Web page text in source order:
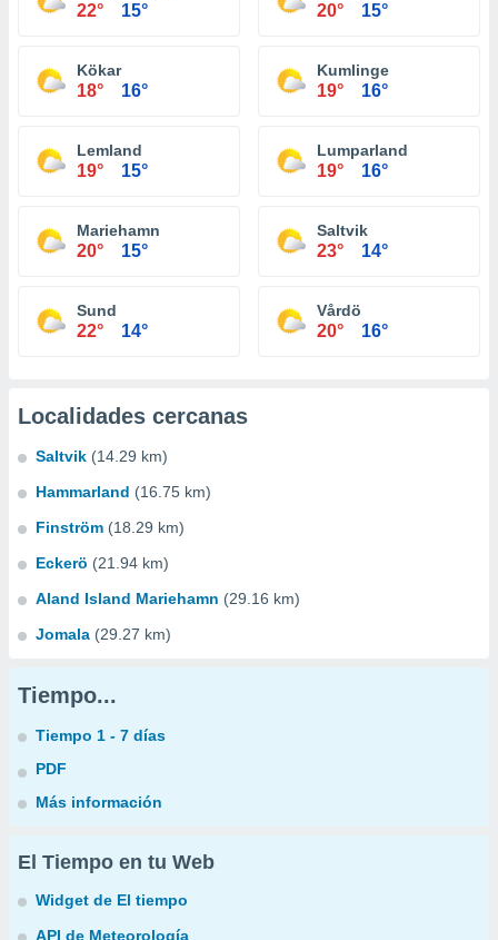
22° 15° 20° 15°
Kökar
18° 16°
Kumlinge
19° 16°
Lemland
19° 15°
Lumparland
19° 16°
Mariehamn
20° 15°
Saltvik
23° 14°
Sund
22° 14°
Vårdö
20° 16°
Localidades cercanas
Saltvik (14.29 km)
Hammarland (16.75 km)
Finström (18.29 km)
Eckerö (21.94 km)
Aland Island Mariehamn (29.16 km)
Jomala (29.27 km)
Tiempo...
Tiempo 1 - 7 días
PDF
Más información
El Tiempo en tu Web
Widget de El tiempo
API de Meteorología